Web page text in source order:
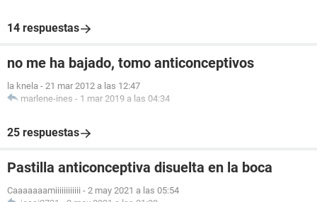
14 respuestas
no me ha bajado, tomo anticonceptivos
la knela - 21 mar 2012 a las 12:47
marlene-ines - 1 mar 2019 a las 04:34
25 respuestas
Pastilla anticonceptiva disuelta en la boca
Caaaaaaamiiiiiiiiiiii - 2 may 2021 a las 05:54